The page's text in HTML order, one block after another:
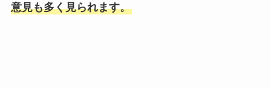
意見も多く見られます。